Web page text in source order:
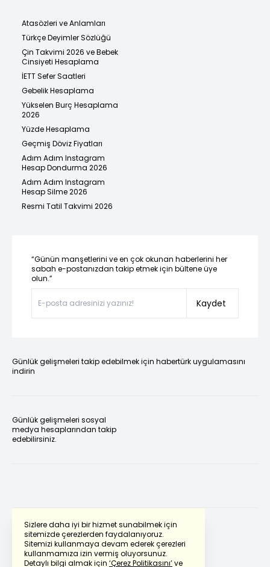
Sizlere daha iyi bir hizmet sunabilmek için
sitemizde çerezlerden faydalanıyoruz.
Sitemizi kullanmaya devam ederek çerezleri
kullanmamıza izin vermiş oluyorsunuz.
Detaylı bilgi almak için ‘Çerez Politikasını’ve
Atasözleri ve Anlamları
Türkçe Deyimler Sözlüğü
Çin Takvimi 2026 ve Bebek
Cinsiyeti Hesaplama
İETT Sefer Saatleri
Gebelik Hesaplama
Yükselen Burç Hesaplama
2026
Yüzde Hesaplama
Geçmiş Döviz Fiyatları
Adım Adım Instagram
Hesap Dondurma 2026
Adım Adım Instagram
Hesap Silme 2026
Resmi Tatil Takvimi 2026
“Günün manşetlerini ve en çok okunan haberlerini her
sabah e-postanızdan takip etmek için bültene üye
olun.”
Kaydet
Günlük gelişmeleri takip edebilmek için habertürk uygulamasını
indirin
Günlük gelişmeleri sosyal
medya hesaplarından takip
edebilirsiniz.
Powered by Translate